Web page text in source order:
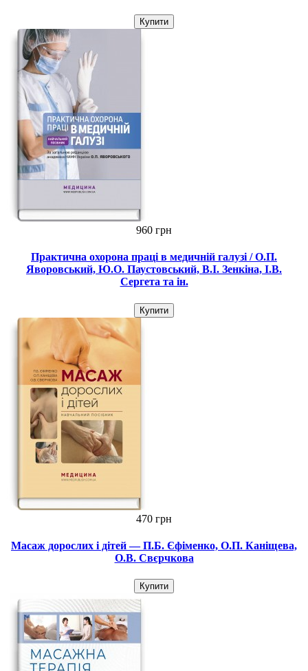
Купити
960 грн
Практична охорона праці в медичній галузі / О.П.
Яворовський, Ю.О. Паустовський, В.I. Зенкіна, I.В.
Сергета та ін.
Купити
470 грн
Масаж дорослих і дітей — П.Б. Єфіменко, О.П. Каніщева,
О.В. Свєрчкова
Купити